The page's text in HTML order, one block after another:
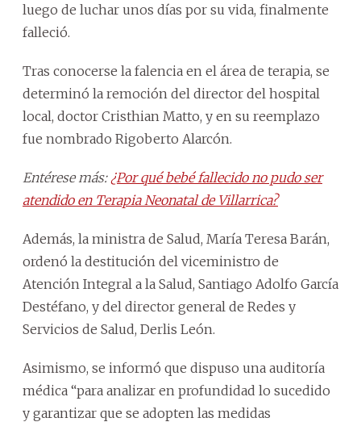
luego de luchar unos días por su vida, finalmente
falleció.
Tras conocerse la falencia en el área de terapia, se
determinó la remoción del director del hospital
local, doctor Cristhian Matto, y en su reemplazo
fue nombrado Rigoberto Alarcón.
Entérese más: ¿Por qué bebé fallecido no pudo ser
atendido en Terapia Neonatal de Villarrica?
Además, la ministra de Salud, María Teresa Barán,
ordenó la destitución del viceministro de
Atención Integral a la Salud, Santiago Adolfo García
Destéfano, y del director general de Redes y
Servicios de Salud, Derlis León.
Asimismo, se informó que dispuso una auditoría
médica “para analizar en profundidad lo sucedido
y garantizar que se adopten las medidas